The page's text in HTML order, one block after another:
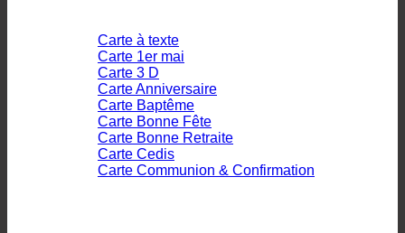
Carte à texte
Carte 1er mai
Carte 3 D
Carte Anniversaire
Carte Baptême
Carte Bonne Fête
Carte Bonne Retraite
Carte Cedis
Carte Communion & Confirmation